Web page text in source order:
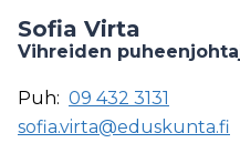
Sofia Virta
Vihreiden
Puh: 09 432 3131
sofia.virta@eduskunta.fi